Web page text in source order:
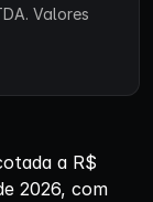
Valores
a R$
2026, com